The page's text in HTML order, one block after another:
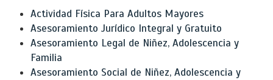
Actividad Física Para Adultos Mayores
Asesoramiento Jurídico Integral y Gratuito
Asesoramiento Legal de Niñez, Adolescencia y
Familia
Asesoramiento Social de Niñez, Adolescencia y